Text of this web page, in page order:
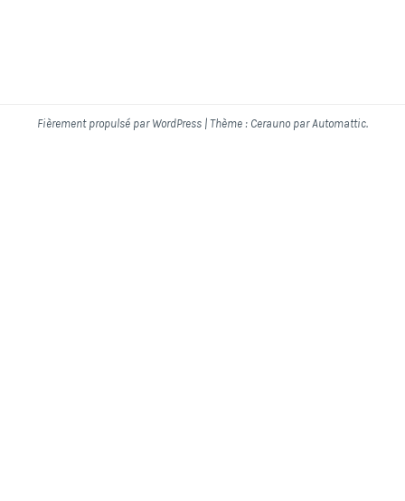
Fièrement propulsé par WordPress | Thème : Cerauno parAutomattic.